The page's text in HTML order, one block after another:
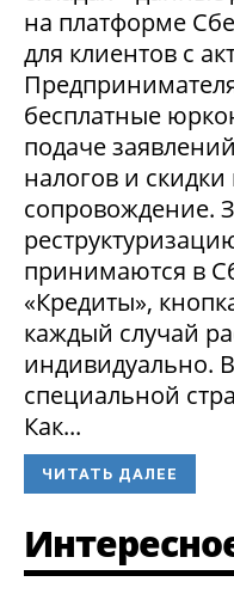
на платформе
для клиентов с
бесплатные
подаче
налогов и
сопровождение.
принимаются в
«Кредиты»,
каждый случай
индивидуально.
специальной
Как...
ЧИТАТЬ ДАЛЕЕ